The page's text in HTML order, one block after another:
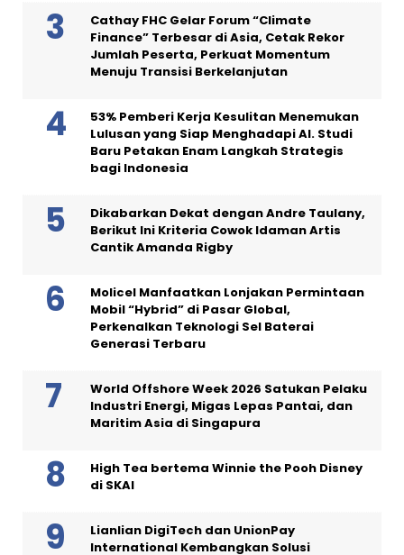
Cathay FHC Gelar Forum “Climate
Finance” Terbesar di Asia, Cetak Rekor
Jumlah Peserta, Perkuat Momentum
Menuju Transisi Berkelanjutan
53% Pemberi Kerja Kesulitan Menemukan
Lulusan yang Siap Menghadapi AI. Studi
Baru Petakan Enam Langkah Strategis
bagi Indonesia
Dikabarkan Dekat dengan Andre Taulany,
Berikut Ini Kriteria Cowok Idaman Artis
Cantik Amanda Rigby
Molicel Manfaatkan Lonjakan Permintaan
Mobil “Hybrid” di Pasar Global,
Perkenalkan Teknologi Sel Baterai
Generasi Terbaru
World Offshore Week 2026 Satukan Pelaku
Industri Energi, Migas Lepas Pantai, dan
Maritim Asia di Singapura
High Tea bertema Winnie the Pooh Disney
di SKAI
Lianlian DigiTech dan UnionPay
International Kembangkan Solusi